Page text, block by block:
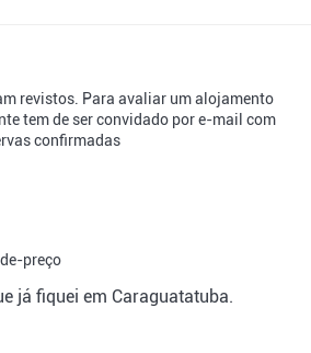
revistos. Para avaliar um alojamento
tem de ser convidado por e-mail com
confirmadas
preço
já fiquei em Caraguatatuba.